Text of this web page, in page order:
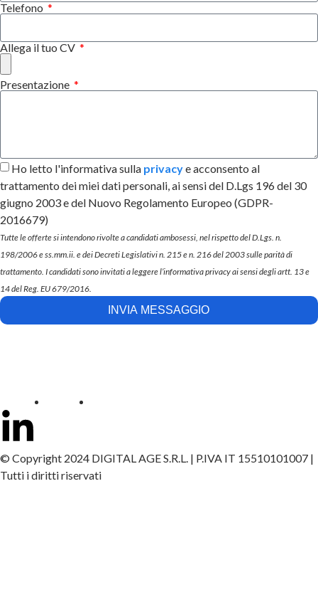
Telefono
Allega il tuo CV
Presentazione
Ho letto l'informativa sulla privacye acconsento al
trattamento dei miei dati personali, ai sensi del D.Lgs 196 del 30
giugno 2003 e del Nuovo Regolamento Europeo (GDPR-
2016679)
Tutte le offerte si intendono rivolte a candidati ambosessi, nel rispetto del D.Lgs. n.
198/2006 e ss.mm.ii. e dei Decreti Legislativi n. 215 e n. 216 del 2003 sulle parità di
trattamento. I candidati sono invitati a leggere l’informativa privacy ai sensi degli artt. 13 e
14 del Reg. EU 679/2016.
INVIA MESSAGGIO
PRIVACY COOKIE
© Copyright 2024 DIGITAL AGE S.R.L. | P.IVA IT 15510101007 |
Tutti i diritti riservati